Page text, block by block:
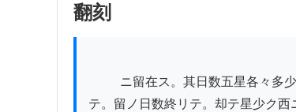
翻刻
テ。留ノ日数終リテ。却テ星少ク西